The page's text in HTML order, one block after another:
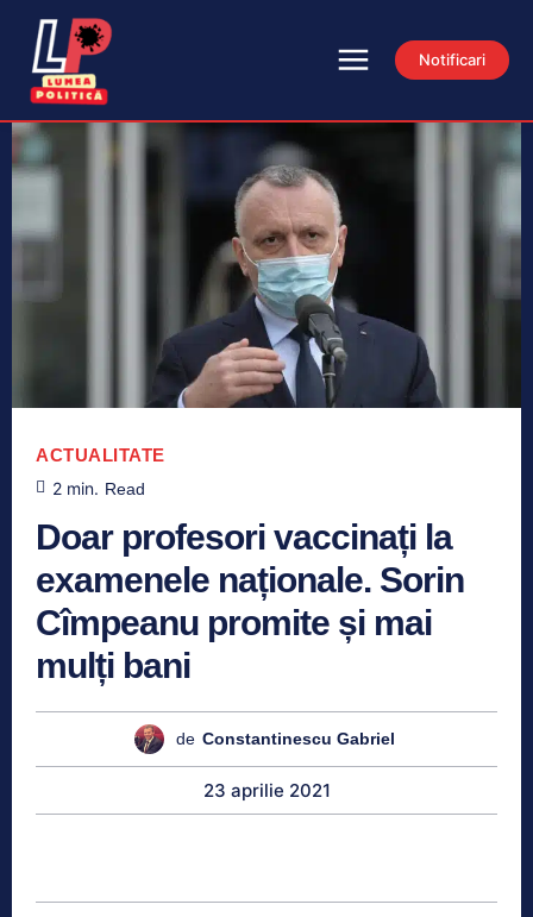
Notificari
ACTUALITATE
2 min. Read
Doar profesori vaccinați la
examenele naționale. Sorin
Cîmpeanu promite și mai
mulți bani
de Constantinescu Gabriel
23 aprilie 2021